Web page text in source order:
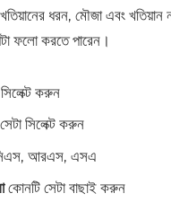
ধরন, মৌজা এবং খতিয়ান
ফলো করতে পারেন।
করুন
সিলেক্ট করুন
আরএস, এসএ
কোনটি সেটা বাছাই করুন